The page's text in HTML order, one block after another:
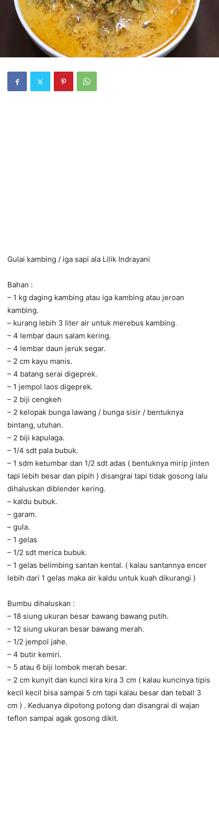
Gulai kambing / iga sapi ala Lilik Indrayani
Bahan :
– 1 kg daging kambing atau iga kambing atau jeroan
kambing.
– kurang lebih 3 liter air untuk merebus kambing.
– 4 lembar daun salam kering.
– 4 lembar daun jeruk segar.
– 2 cm kayu manis.
– 4 batang serai digeprek.
– 1 jempol laos digeprek.
– 2 biji cengkeh
– 2 kelopak bunga lawang / bunga sisir / bentuknya
bintang, utuhan.
– 2 biji kapulaga.
– 1/4 sdt pala bubuk.
– 1 sdm ketumbar dan 1/2 sdt adas ( bentuknya mirip jinten
tapi lebih besar dan pipih ) disangrai tapi tidak gosong lalu
dihaluskan diblender kering.
– kaldu bubuk.
– garam.
– gula.
– 1 gelas
– 1/2 sdt merica bubuk.
– 1 gelas belimbing santan kental. ( kalau santannya encer
lebih dari 1 gelas maka air kaldu untuk kuah dikurangi )
Bumbu dihaluskan :
– 18 siung ukuran besar bawang bawang putih.
– 12 siung ukuran besar bawang merah.
– 1/2 jempol jahe.
– 4 butir kemiri.
– 5 atau 6 biji lombok merah besar.
– 2 cm kunyit dan kunci kira kira 3 cm ( kalau kuncinya tipis
kecil kecil bisa sampai 5 cm tapi kalau besar dan teball 3
cm ) . Keduanya dipotong potong dan disangrai di wajan
teflon sampai agak gosong dikit.